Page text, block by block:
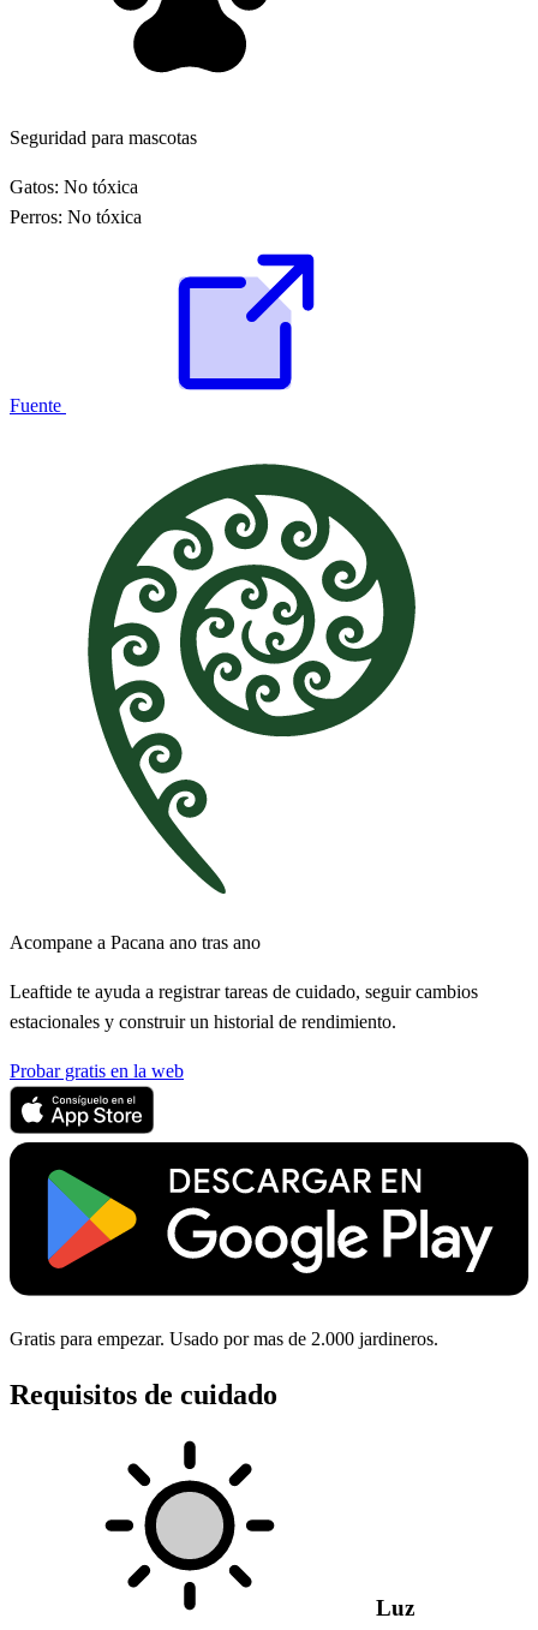
Seguridad para mascotas
Gatos: No tóxica
Perros: No tóxica
Fuente
Acompane a Pacana ano tras ano
Leaftide te ayuda a registrar tareas de cuidado, seguir cambios
estacionales y construir un historial de rendimiento.
Probar gratis en la web
Gratis para empezar. Usado por mas de 2.000 jardineros.
Requisitos de cuidado
Luz